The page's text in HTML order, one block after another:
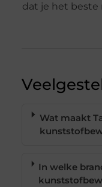
dat je het beste
Wat maakt
In welke